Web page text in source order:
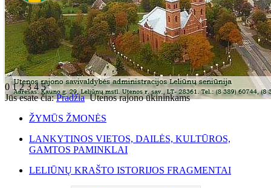
012345
Jūs esate čia:Pradžia Utenos rajono ūkininkams
ŽYMŪS ŽMONĖS
LANKYTINOS VIETOS, DAILĖS, KULTŪROS,
GAMTOS PAMINKLAI
LELIŪNŲ KRAŠTO ISTORIJOS FRAGMENTAI